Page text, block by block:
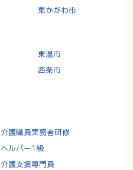
東かがわ市
東温市
西条市
介護職員実務者研修
ヘルパー1級
介護支援専門員